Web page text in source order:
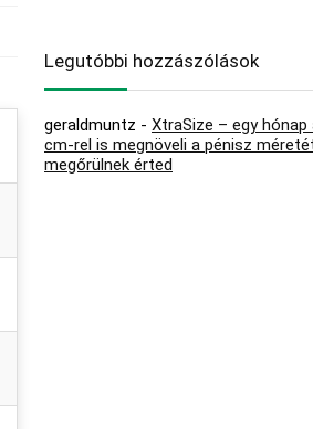
Legutóbbi hozzászólások
geraldmuntz - XtraSize – egy
cm-rel is megnöveli a pénisz
megőrülnek érted